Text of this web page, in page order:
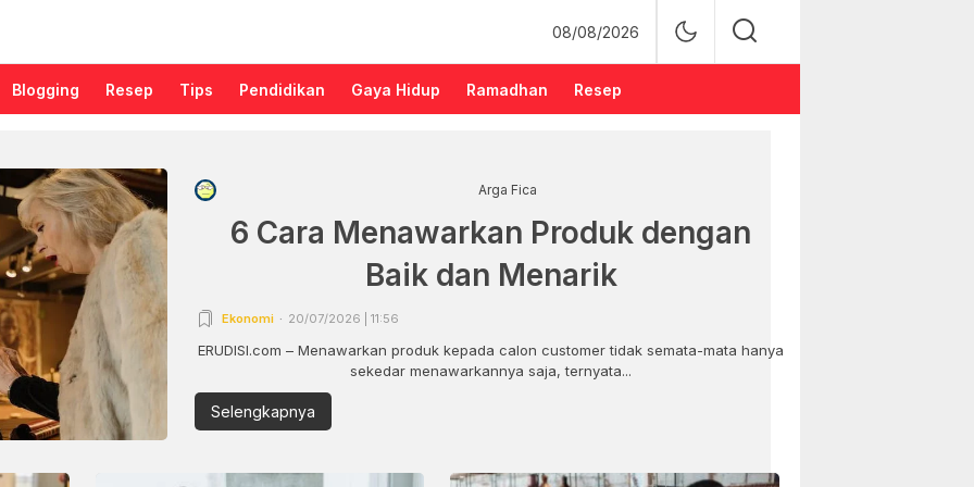
08/08/2026
Blogging Resep Tips Pendidikan Gaya Hidup Ramadhan Resep
Arga Fica
6 Cara Menawarkan Produk dengan
Baik dan Menarik
Ekonomi 20/07/2026 | 11:56
ERUDISI.com – Menawarkan produk kepada calon customer tidak semata-mata hanya
sekedar menawarkannya saja, ternyata...
Selengkapnya